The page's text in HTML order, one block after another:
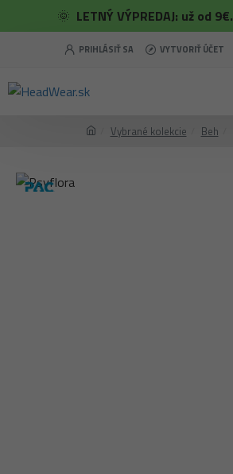
🌞 LETNÝ VÝPREDAJ: už od 9€.
PRIHLÁSIŤ SA VYTVORIŤ ÚČET
Vybrané kolekcie Beh